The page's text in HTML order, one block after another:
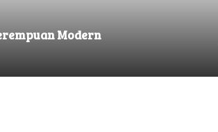
Modern